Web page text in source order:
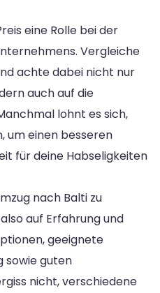
eine Rolle bei der
Vergleiche
achte dabei nicht nur
auch auf die
lohnt es sich,
um einen besseren
für deine Habseligkeiten
nach Balti zu
auf Erfahrung und
geeignete
sowie guten
nicht, verschiedene